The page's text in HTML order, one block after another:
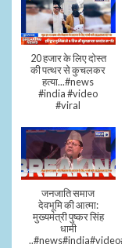
20 हजार के लिए दोस्त
की पत्थर से कुचलकर
हत्या...#news
#india #video
#viral
जनजाति समाज
देवभूमि की आत्मा:
मुख्यमंत्री पुष्कर सिंह
धामी